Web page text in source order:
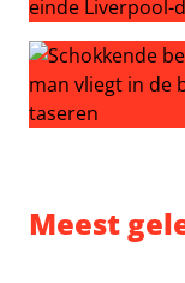
Gakpo open
Meest